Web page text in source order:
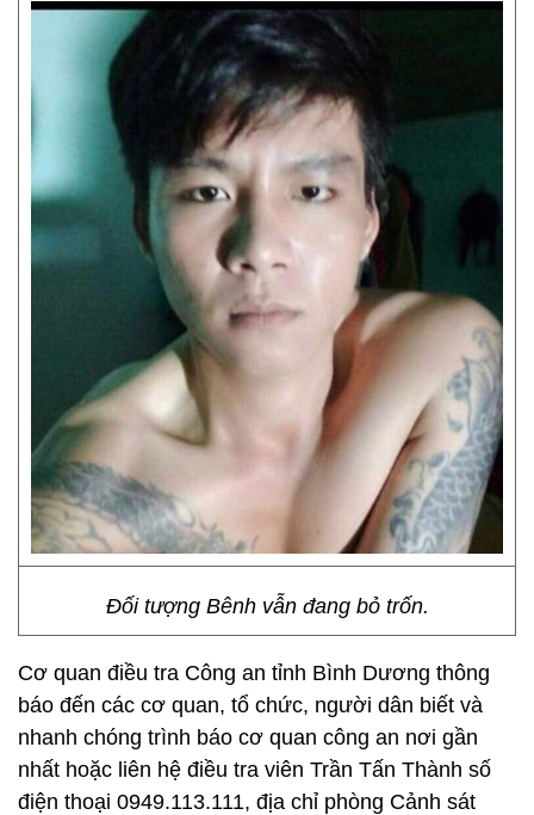
Đối tượng Bênh vẫn đang bỏ trốn.
Cơ quan điều tra Công an tỉnh Bình Dương thông
báo đến các cơ quan, tổ chức, người dân biết và
nhanh chóng trình báo cơ quan công an nơi gần
nhất hoặc liên hệ điều tra viên Trần Tấn Thành số
điện thoại 0949.113.111, địa chỉ phòng Cảnh sát